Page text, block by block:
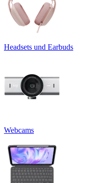
Headsets und Earbuds
Webcams